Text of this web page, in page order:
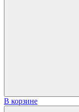
В корзине